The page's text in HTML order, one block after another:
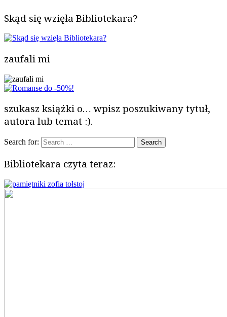
Skąd się wzięła Bibliotekara?
zaufali mi
szukasz książki o… wpisz poszukiwany tytuł,
autora lub temat :).
Search for:
Bibliotekara czyta teraz: